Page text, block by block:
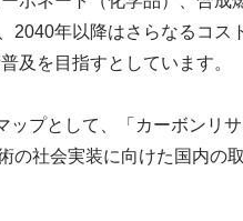
年以降はさらなるコス
及を目指すとしています。
プとして、「カーボンリ
の社会実装に向けた国内の